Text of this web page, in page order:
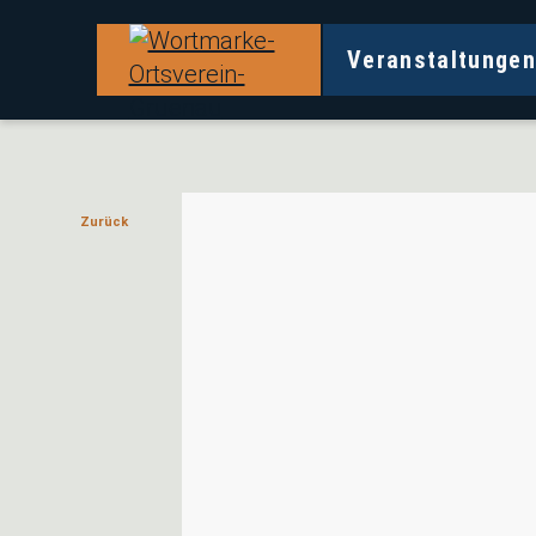
Ortsverein Grünau
Veranstaltungen und Angebote in Ihrem
Veranstaltungen
Zurück